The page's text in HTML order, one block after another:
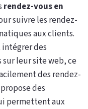
rendez-vous en
suivre les rendez-
aux clients.
des
leur site web, ce
des rendez-
des
permettent aux